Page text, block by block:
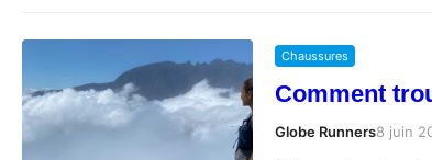
Chaussures
Comment
Globe Runners8 juin